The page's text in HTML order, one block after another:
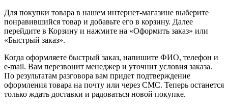
Для покупки товара в нашем интернет-магазине выберите
понравившийся товар и добавьте его в корзину. Далее
перейдите в Корзину и нажмите на «Оформить заказ» или
«Быстрый заказ».
Когда оформляете быстрый заказ, напишите ФИО, телефон и
e-mail. Вам перезвонит менеджер и уточнит условия заказа.
По результатам разговора вам придет подтверждение
оформления товара на почту или через СМС. Теперь останется
только ждать доставки и радоваться новой покупке.